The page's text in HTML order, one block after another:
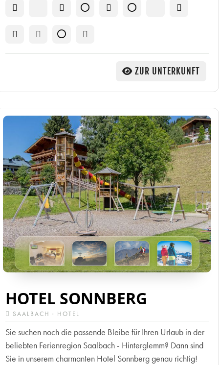
ZUR UNTERKUNFT
HOTEL SONNBERG
SAALBACH · HOTEL
Sie suchen noch die passende Bleibe für Ihren Urlaub in der
beliebten Ferienregion Saalbach - Hinterglemm? Dann sind
Sie in unserem charmanten Hotel Sonnberg genau richtig!